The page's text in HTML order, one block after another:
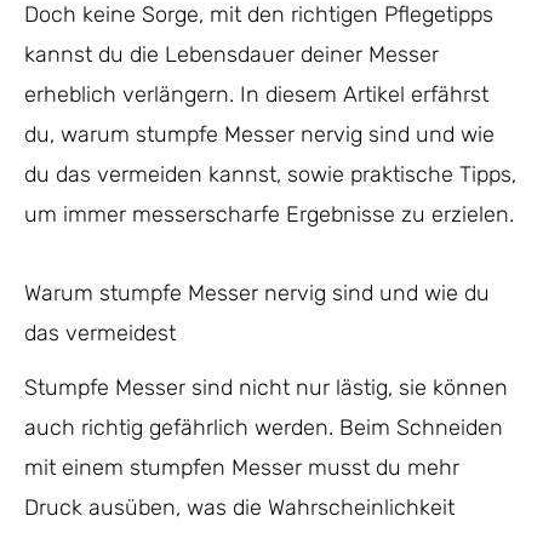
Doch keine Sorge, mit den richtigen Pflegetipps
kannst du die Lebensdauer deiner Messer
erheblich verlängern. In diesem Artikel erfährst
du, warum stumpfe Messer nervig sind und wie
du das vermeiden kannst, sowie praktische Tipps,
um immer messerscharfe Ergebnisse zu erzielen.
Warum stumpfe Messer nervig sind und wie du
das vermeidest
Stumpfe Messer sind nicht nur lästig, sie können
auch richtig gefährlich werden. Beim Schneiden
mit einem stumpfen Messer musst du mehr
Druck ausüben, was die Wahrscheinlichkeit